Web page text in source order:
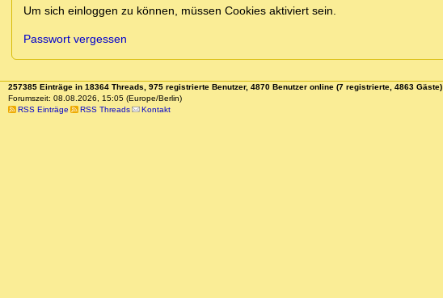
Um sich einloggen zu können, müssen Cookies aktiviert sein.
Passwort vergessen
257385 Einträge in 18364 Threads, 975 registrierte Benutzer, 4870 Benutzer online (7 registrierte, 4863 Gäste)
Forumszeit: 08.08.2026, 15:05 (Europe/Berlin)
RSS Einträge
RSS Threads Kontakt